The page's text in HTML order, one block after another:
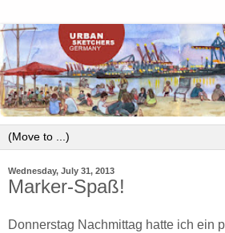
Wednesday, July 31, 2013
Marker-Spaß!
Donnerstag Nachmittag hatte ich ein